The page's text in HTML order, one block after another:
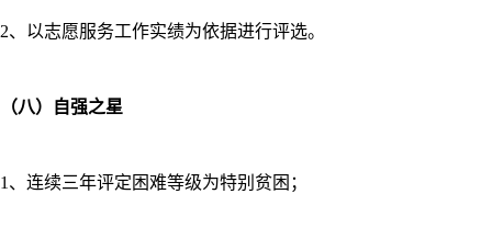
2、以志愿服务工作实绩为依据进行评选。
（八）自强之星
1、连续三年评定困难等级为特别贫困；